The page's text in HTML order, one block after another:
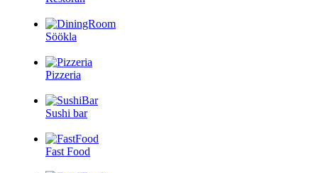
Söökla
Pizzeria
Sushi bar
Fast Food